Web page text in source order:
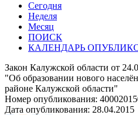
Сегодня
Неделя
Месяц
ПОИСК
КАЛЕНДАРЬ
Закон Калужской области от
"Об образовании нового
районе Калужской области"
Номер опубликования:
Дата опубликования: 28.04.2015